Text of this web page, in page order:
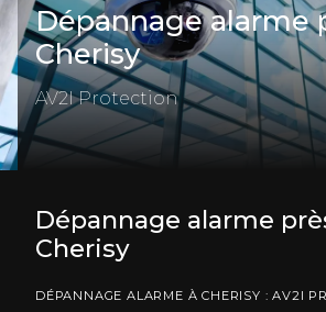
Dépannage alarme
Cherisy
AV2I Protection
Dépannage alarme
Cherisy
DÉPANNAGE ALARME À CHERISY : AV2I